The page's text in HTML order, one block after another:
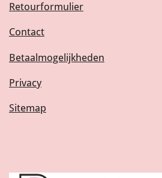
Retourformulier
Contact
Betaalmogelijkheden
Privacy
Sitemap